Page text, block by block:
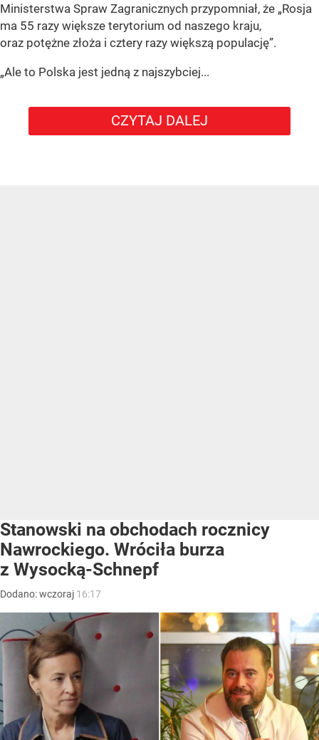
Ministerstwa Spraw Zagranicznych przypomniał, że „Rosja
ma 55 razy większe terytorium od naszego kraju,
oraz potężne złoża i cztery razy większą populację”.
„Ale to Polska jest jedną z najszybciej...
CZYTAJ DALEJ
Stanowski na obchodach rocznicy
Nawrockiego. Wróciła burza
z Wysocką-Schnepf
Dodano:wczoraj 16:17